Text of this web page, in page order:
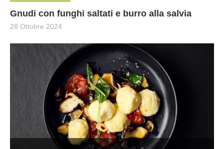
Gnudi con funghi saltati e burro alla salvia
28 Ottobre 2024